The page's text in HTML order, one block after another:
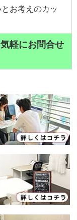
お考えのカッ
軽にお問合せ